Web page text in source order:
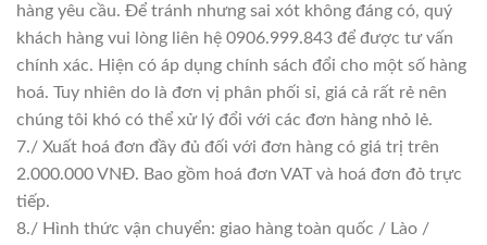
hàng yêu cầu. Để tránh nhưng sai xót không đáng có, quý
khách hàng vui lòng liên hệ 0906.999.843 để được tư vấn
chính xác. Hiện có áp dụng chính sách đổi cho một số hàng
hoá. Tuy nhiên do là đơn vị phân phối sỉ, giá cả rất rẻ nên
chúng tôi khó có thể xử lý đổi với các đơn hàng nhỏ lẻ.
7./ Xuất hoá đơn đầy đủ đối với đơn hàng có giá trị trên
2.000.000 VNĐ. Bao gồm hoá đơn VAT và hoá đơn đỏ trực
tiếp.
8./ Hình thức vận chuyển: giao hàng toàn quốc / Lào /